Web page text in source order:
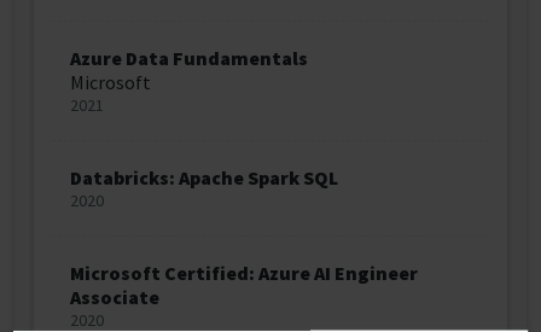
Azure Data Fundamentals
Microsoft
2021
Databricks: Apache Spark SQL
2020
Microsoft Certified: Azure AI Engineer
Associate
2020